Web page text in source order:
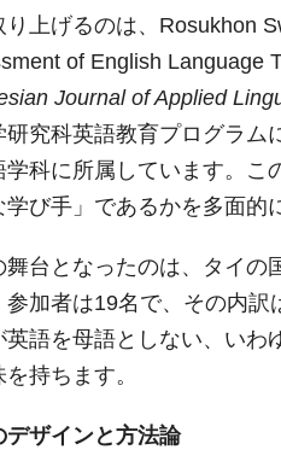
り上げるのは、Rosukhon
of English Language
Journal of Applied
研究科英語教育プログラム
学科に所属しています。こ
学び手」であるかを多面的
舞台となったのは、タイの
参加者は19名で、その内訳
英語を母語としない、いわ
持ちます。
デザインと方法論